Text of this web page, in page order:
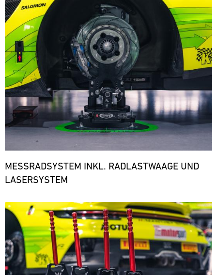
den
notwendigen
Ersatzteilen.
MESSRADSYSTEM INKL. RADLASTWAAGE UND
LASERSYSTEM
Bild